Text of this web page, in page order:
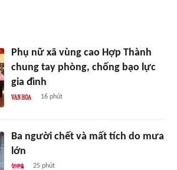
Phụ nữ xã vùng cao Hợp Thành
chung tay phòng, chống bạo lực
gia đình
16 phút
Ba người chết và mất tích do mưa
lớn
25 phút